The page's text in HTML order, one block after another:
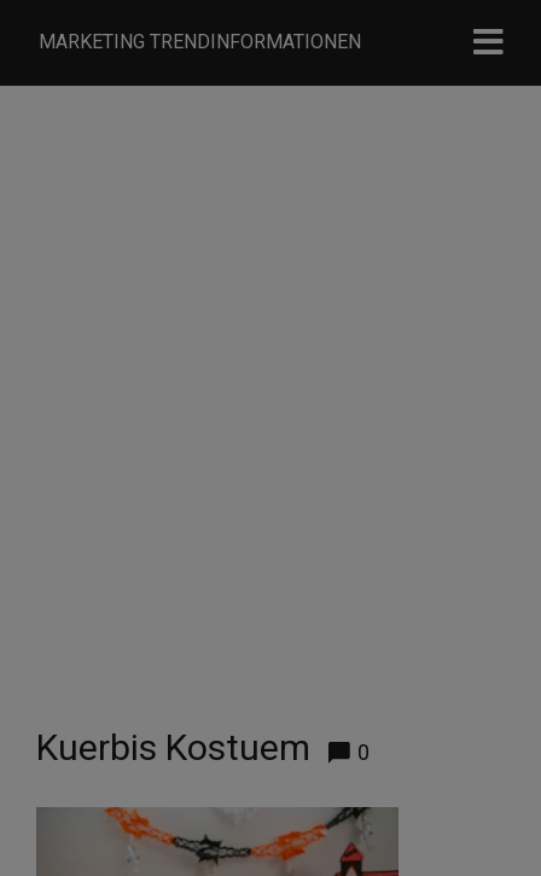
MARKETING TRENDINFORMATIONEN
Kuerbis Kostuem 0